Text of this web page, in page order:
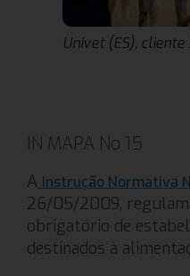
Univet (ES),
IN MAPA No 15
A Instrução Normativa
26/05/2009,
obrigatório de
destinados à